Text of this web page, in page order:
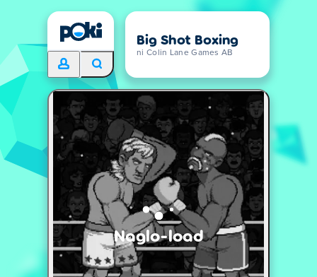
Big Shot Boxing
ni Colin Lane Games AB
Naglo-load